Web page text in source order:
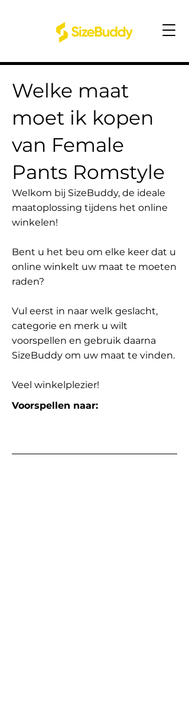
Welke maat
moet ik kopen
van Female
Pants Romstyle
Welkom bij SizeBuddy, de ideale
maatoplossing tijdens het online
winkelen!
Bent u het beu om elke keer dat u
online winkelt uw maat te moeten
raden?
Vul eerst in naar welk geslacht,
categorie en merk u wilt
voorspellen en gebruik daarna
SizeBuddy om uw maat te vinden.
Veel winkelplezier!
Voorspellen naar: